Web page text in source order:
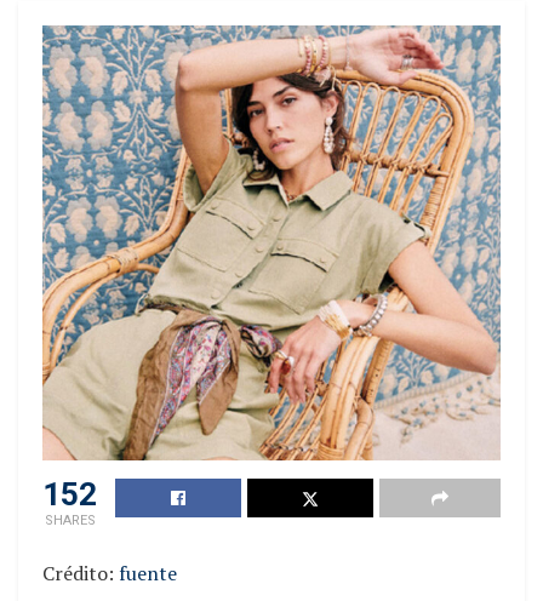
152
SHARES
Crédito: fuente